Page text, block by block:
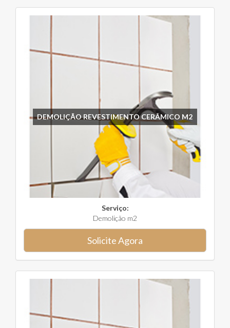
DEMOLIÇÃO REVESTIMENTO CERÂMICO M2
Serviço:
Demolição m2
Solicite Agora